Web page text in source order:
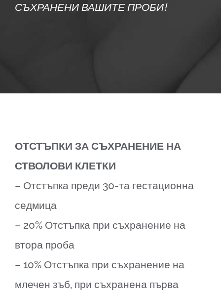
СЪХРАНЕНИ ВАШИТЕ ПРОБИ!
ОТСТЪПКИ ЗА СЪХРАНЕНИЕ НА
СТВОЛОВИ КЛЕТКИ
– Отстъпка преди 30-та гестационна
седмица
– 20% Отстъпка при съхранение на
втора проба
– 10% Отстъпка при съхранение на
млечен зъб, при съхранена първа